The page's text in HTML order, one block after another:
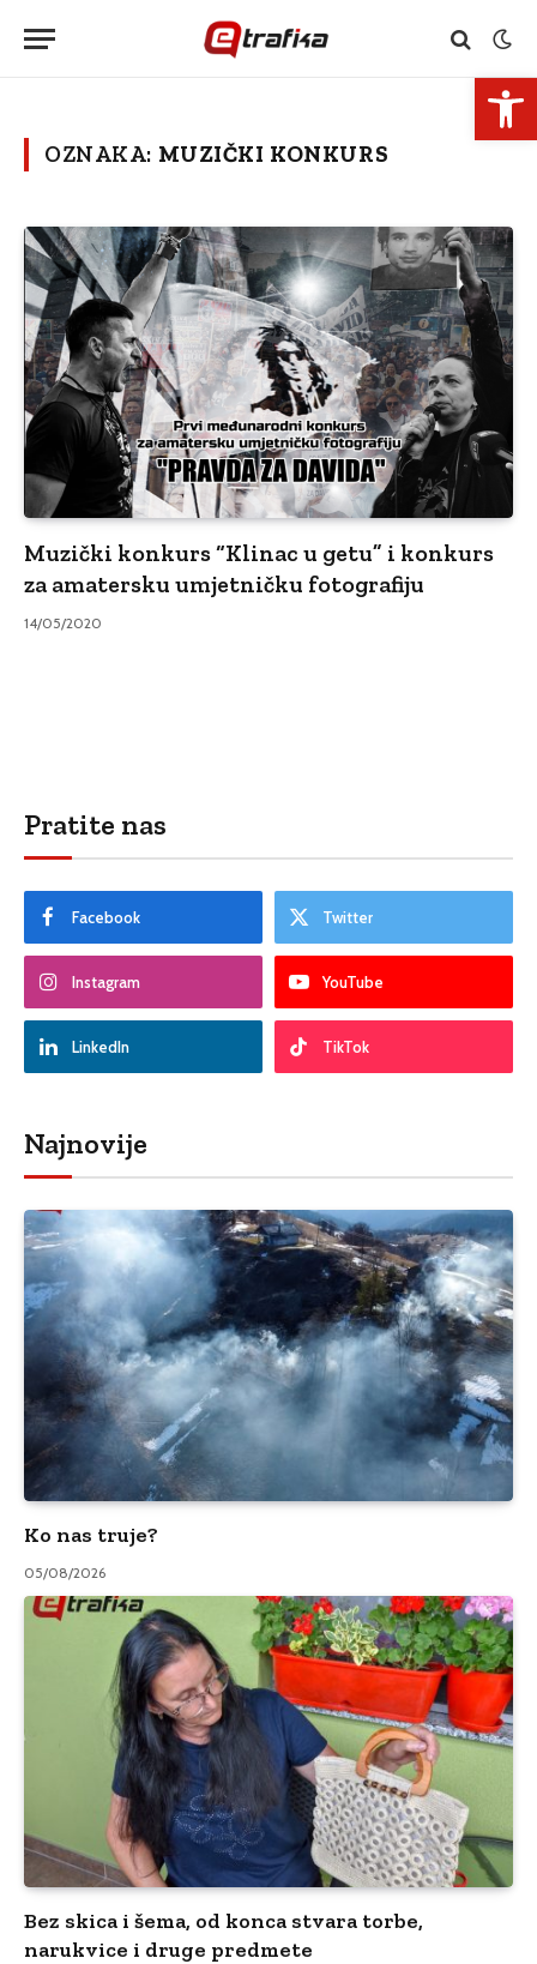
OZNAKA: MUZIČKI KONKURS
Muzički konkurs “Klinac u getu” i konkurs
za amatersku umjetničku fotografiju
14/05/2020
Pratite nas
Facebook Twitter
Instagram YouTube
LinkedIn TikTok
Najnovije
Ko nas truje?
05/08/2026
Bez skica i šema, od konca stvara torbe,
narukvice i druge predmete